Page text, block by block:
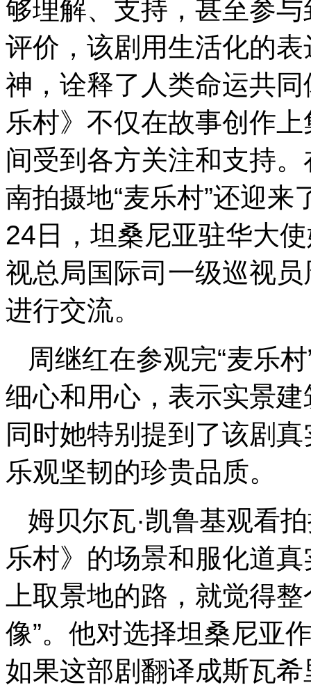
够理解、支持，甚至参
评价，该剧用生活化的
神，诠释了人类命运共
乐村》不仅在故事创作
间受到各方关注和支持
南拍摄地“麦乐村”还迎
24日，坦桑尼亚驻华大
视总局国际司一级巡视员
进行交流。
周继红在参观完“麦乐
细心和用心，表示实景
同时她特别提到了该剧
乐观坚韧的珍贵品质。
姆贝尔瓦·凯鲁基观看
乐村》的场景和服化道
上取景地的路，就觉得
像”。他对选择坦桑尼亚
如果这部剧翻译成斯瓦